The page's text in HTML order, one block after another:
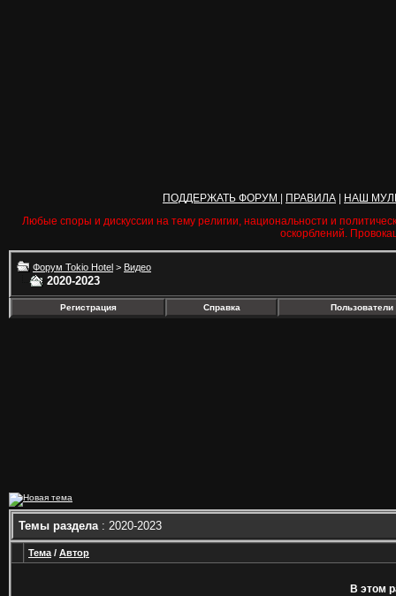
ПОДДЕРЖАТЬ ФОРУМ ПРАВИЛА
НАШ
Любые споры и дискуссии на тему религии, национальности и
оскорблений.
Форум Tokio Hotel > Видео
2020-2023
Регистрация Справка Пользователи
Темы раздела: 2020-2023
Тема / Автор
В этом